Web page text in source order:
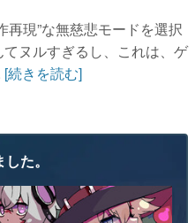
再現”な無慈悲モードを選択
ヌルすぎるし、これは、ゲ
[続きを読む]
た。